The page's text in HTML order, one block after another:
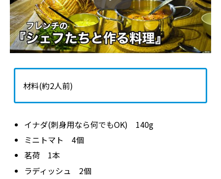
材料(約2人前)
イナダ(刺身用なら何でもOK) 140g
ミニトマト4個
茗荷 1本
ラディッシュ 2個